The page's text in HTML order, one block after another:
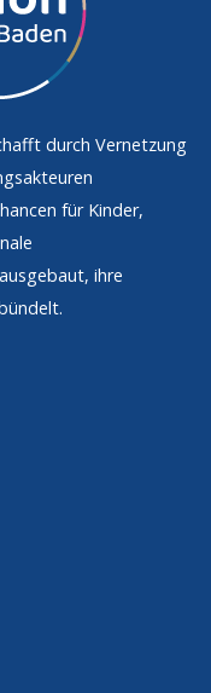
durch Vernetzung
für Kinder,
ihre